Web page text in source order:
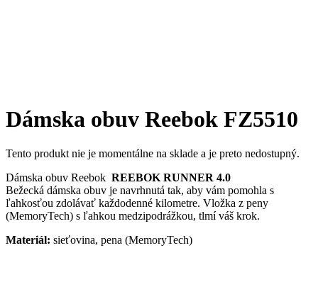
Dámska obuv Reebok FZ5510
Tento produkt nie je momentálne na sklade a je preto nedostupný.
Dámska obuv Reebok REEBOK RUNNER 4.0
Bežecká dámska obuv je navrhnutá tak, aby vám pomohla s
ľahkosťou zdolávať každodenné kilometre. Vložka z peny
(MemoryTech) s ľahkou medzipodrážkou, tlmí váš krok.
Materiál: sieťovina, pena (MemoryTech)